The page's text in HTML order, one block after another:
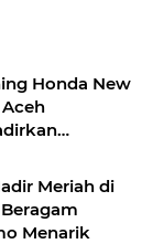
Honda New
Meriah di
Menarik